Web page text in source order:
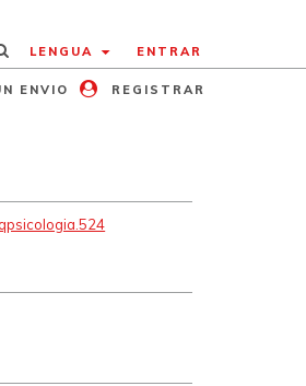
LENGUA ENTRAR
ENVIO REGISTRAR